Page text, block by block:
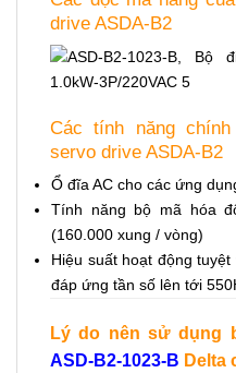
drive ASDA-B2
Các tính năng
servo drive ASDA-B2
Ổ đĩa AC cho các ứng
Tính năng bộ mã hóa
(160.000 xung / vòng)
Hiệu suất hoạt động
đáp ứng tần số lên tới
Lý do nên sử dụng
ASD-B2-1023-B Delta